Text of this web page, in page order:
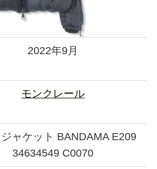
2022年9月
モンクレール
ャケット BANDAMA E209
34634549 C0070